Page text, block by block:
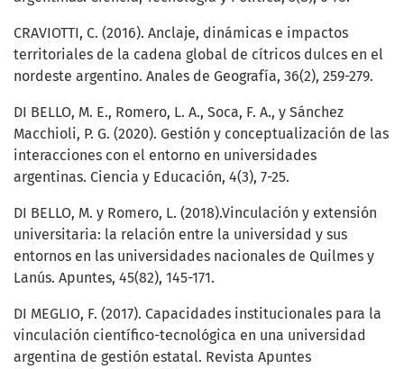
CRAVIOTTI, C. (2016). Anclaje, dinámicas e impactos
territoriales de la cadena global de cítricos dulces en el
nordeste argentino. Anales de Geografía, 36(2), 259-279.
DI BELLO, M. E., Romero, L. A., Soca, F. A., y Sánchez
Macchioli, P. G. (2020). Gestión y conceptualización de las
interacciones con el entorno en universidades
argentinas. Ciencia y Educación, 4(3), 7-25.
DI BELLO, M. y Romero, L. (2018).Vinculación y extensión
universitaria: la relación entre la universidad y sus
entornos en las universidades nacionales de Quilmes y
Lanús. Apuntes, 45(82), 145-171.
DI MEGLIO, F. (2017). Capacidades institucionales para la
vinculación científico-tecnológica en una universidad
argentina de gestión estatal. Revista Apuntes